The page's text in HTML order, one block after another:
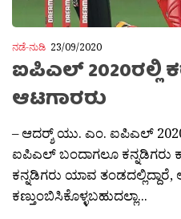
ನಡೆ-ನುಡಿ 23/09/2020
ಐಪಿಎಲ್ 2020ರಲ್ಲಿ
ಆಟಗಾರರು
– ಆದರ‍್ಶ್ ಯು. ಎಂ. ಐಪಿಎಲ್
ಐಪಿಎಲ್ ಬಂದಾಗಲೂ ಕನ್ನಡಿಗರು
ಕನ್ನಡಿಗರು ಯಾವ
ಕಣ್ತುಂಬಿಸಿಕೊಳ್ಳಬಹುದಲ್ಲಾ...